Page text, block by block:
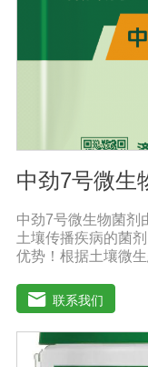
施入土壤后，可以
改变土壤中微生态
土壤供养能力。生
氮酶的作用将空气
分，是作物提供氮
中劲7号微生
中劲7号微生物菌剂
土壤传播疾病的菌
优势！根据土壤微
而成的农用生物制
释放出对土壤传播
杀灭作用的化学物
抑制作物真菌、细
联系我们